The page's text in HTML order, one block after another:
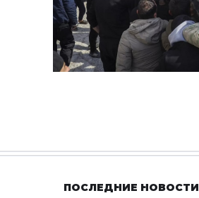
ПОСЛЕДНИЕ НОВОСТИ